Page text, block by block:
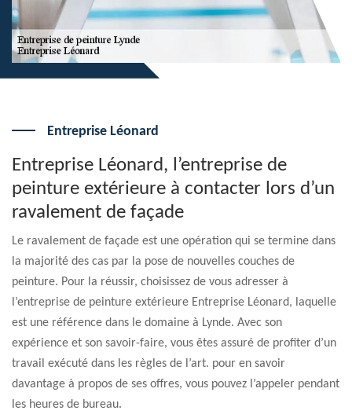
Entreprise Léonard
Entreprise Léonard, l’entreprise de
peinture extérieure à contacter lors d’un
ravalement de façade
Le ravalement de façade est une opération qui se termine dans
la majorité des cas par la pose de nouvelles couches de
peinture. Pour la réussir, choisissez de vous adresser à
l’entreprise de peinture extérieure Entreprise Léonard, laquelle
est une référence dans le domaine à Lynde. Avec son
expérience et son savoir-faire, vous êtes assuré de profiter d’un
travail exécuté dans les règles de l’art. pour en savoir
davantage à propos de ses offres, vous pouvez l’appeler pendant
les heures de bureau.